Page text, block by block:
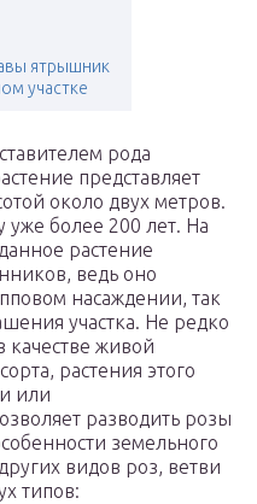
ятрышник
участке
рода
представляет
около двух метров.
уже более 200 лет. На
растение
ведь оно
насаждении, так
участка. Не редко
качестве живой
растения этого
или
разводить розы
земельного
видов роз, ветви
типов: